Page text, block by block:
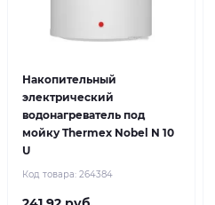
Накопительный
электрический
водонагреватель под
мойку Thermex Nobel N 10
U
Код товара: 264384